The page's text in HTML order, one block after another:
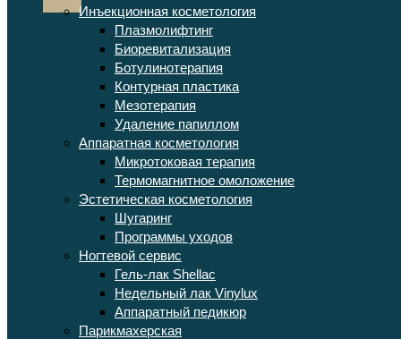
Инъекционная косметология
Плазмолифтинг
Биоревитализация
Ботулинотерапия
Контурная пластика
Мезотерапия
Удаление папиллом
Аппаратная косметология
Микротоковая терапия
Термомагнитное омоложение
Эстетическая косметология
Шугаринг
Программы уходов
Ногтевой сервис
Гель-лак Shellac
Недельный лак Vinylux
Аппаратный педикюр
Парикмахерская